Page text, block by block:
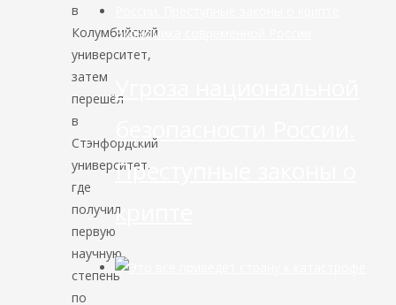
в
Колумбийский
университет,
затем
перешёл
в
Стэнфордский
университет,
где
получил
первую
научную
степень
по
Экономика современной России
Преступные законы о
крипте